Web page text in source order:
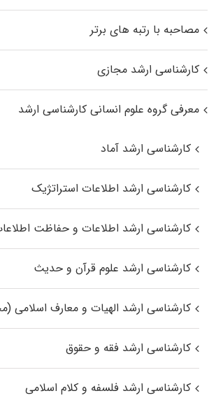
مصاحبه با رتبه های برتر
کارشناسی ارشد مجازی
معرفی گروه علوم انسانی کارشناسی ارشد
کارشناسی ارشد آماد
کارشناسی ارشد اطلاعات استراتژیک
کارشناسی ارشد اطلاعات و حفاظت
کارشناسی ارشد علوم قرآن و حدیث
کارشناسی ارشد الهیات و معارف
کارشناسی ارشد فقه و حقوق
کارشناسی ارشد فلسفه و کلام اسلامی